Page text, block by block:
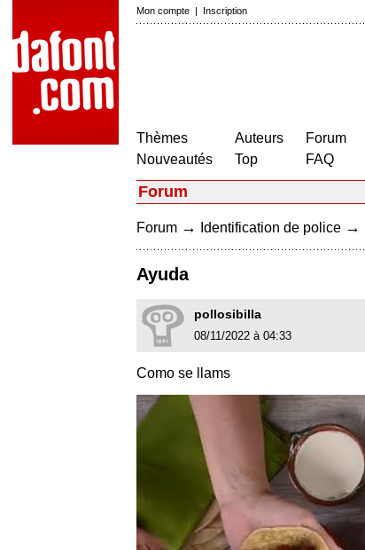
Mon compte | Inscription
Thèmes
Nouveautés
Auteurs
Top
Forum
FAQ
Forum
Forum → Identification de police →
Ayuda
pollosibilla
08/11/2022 à 04:33
Como se llams